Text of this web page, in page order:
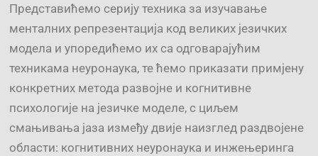
Представићемо серију техника за изучавање
менталних репрезентација код великих језичких
модела и упоредићемо их са одговарајућим
техникама неуронаука, те ћемо приказати примјену
конкретних метода развојне и когнитивне
психологије на језичке моделе, с циљем
смањивања јаза између двије наизглед раздвојене
области: когнитивних неуронаука и инжењеринга